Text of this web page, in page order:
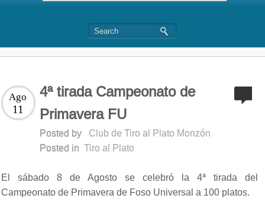
4ª tirada Campeonato de
Primavera FU
Ago
11
Posted by
Club de Tiro al Plato Monzón
Posted in Tiro al Plato
El sábado 8 de Agosto se celebró la 4ª tirada del
Campeonato de Primavera de Foso Universal a 100 platos.